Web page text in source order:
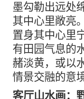
墨勾勒出远处
其中心里敞亮
置身其中心里
有田园气息的
赭淡黄，或以
情景交融的意
客厅山水画：